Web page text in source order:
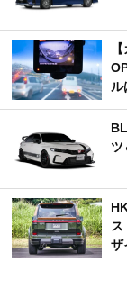
ル
ツ
ザ